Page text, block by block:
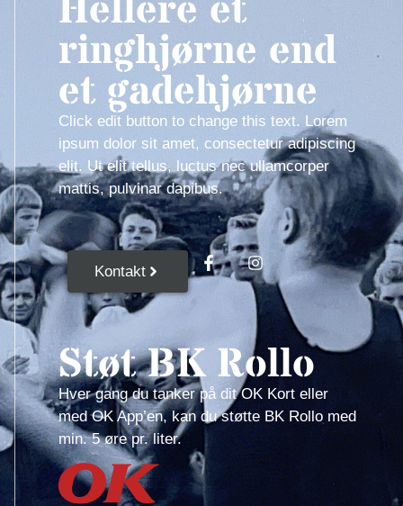
ringhjørne end
et gadehjørne
Click edit button to change this text. Lorem
ipsum dolor sit amet, consectetur adipiscing
elit. Ut elit tellus, luctus nec ullamcorper
mattis, pulvinar dapibus.
Kontakt
Støt BK Rollo
Hver gang du tanker på dit OK Kort eller
med OK App’en, kan du støtte BK Rollo med
min. 5 øre pr. liter.